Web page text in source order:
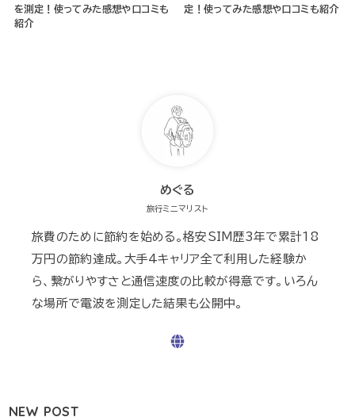
を測定！使ってみた感想や口コミも
紹介
定！使ってみた感想や口コミも紹介
めぐる
旅行ミニマリスト
旅費のために節約を始める。格安SIM歴3年で累計18
万円の節約達成。大手4キャリア全て利用した経験か
ら、繋がりやすさと通信速度の比較が得意です。いろん
な場所で電波を測定した結果も公開中。
NEW POST